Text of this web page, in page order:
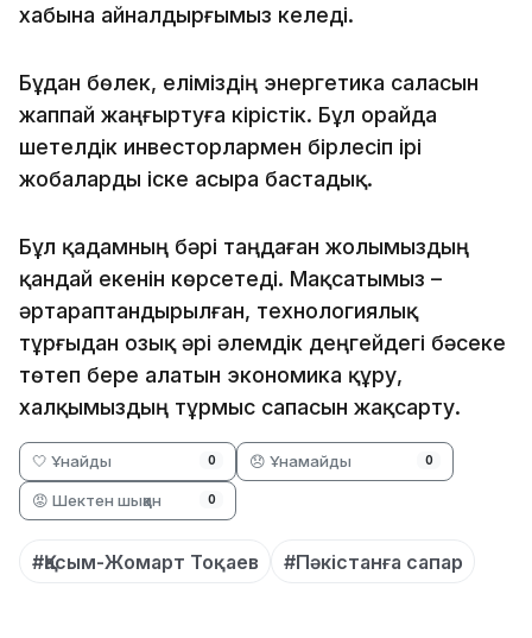
хабына айналдырғымыз келеді.
Бұдан бөлек, еліміздің энергетика саласын
жаппай жаңғыртуға кірістік. Бұл орайда
шетелдік инвесторлармен бірлесіп ірі
жобаларды іске асыра бастадық.
Бұл қадамның бәрі таңдаған жолымыздың
қандай екенін көрсетеді. Мақсатымыз –
әртараптандырылған, технологиялық
тұрғыдан озық әрі әлемдік деңгейдегі бәсеке
төтеп бере алатын экономика құру,
халқымыздың тұрмыс сапасын жақсарту.
🤍 Ұнайды 0 😞 Ұнамайды 0
😡 Шектен шыққан 0
#Қасым-Жомарт Тоқаев #Пәкістанға сапар